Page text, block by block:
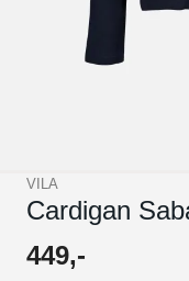
VILA
Cardigan
449,-